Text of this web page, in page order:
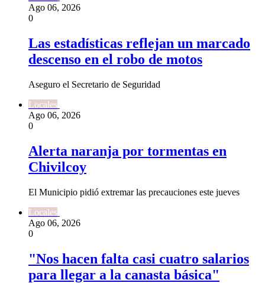
Ago 06, 2026
0
Las estadísticas reflejan un marcado
descenso en el robo de motos
Aseguro el Secretario de Seguridad
Locales
Ago 06, 2026
0
Alerta naranja por tormentas en
Chivilcoy
El Municipio pidió extremar las precauciones este jueves
Locales
Ago 06, 2026
0
"Nos hacen falta casi cuatro salarios
para llegar a la canasta básica"